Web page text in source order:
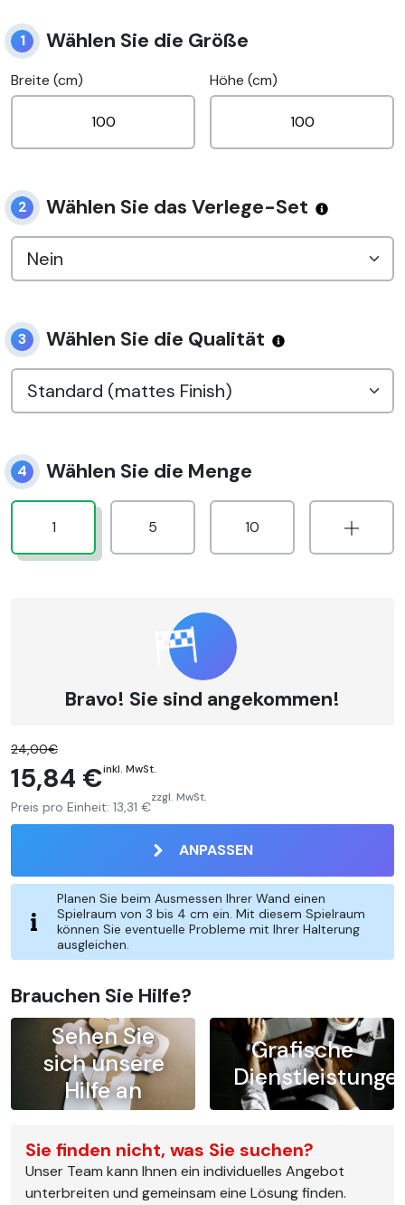
1 Wählen Sie die Größe
Breite (cm) Höhe (cm)
2 Wählen Sie das Verlege-Set
3 Wählen Sie die Qualität
4 Wählen Sie die Menge
1 5 10
Bravo! Sie sind angekommen!
24,00€
15,84 €inkl. MwSt.
Preis pro Einheit: 13,31 €
zzgl. MwSt.
ANPASSEN
Planen Sie beim Ausmessen Ihrer Wand einen
Spielraum von 3 bis 4 cm ein. Mit diesem Spielraum
können Sie eventuelle Probleme mit Ihrer Halterung
ausgleichen.
Brauchen Sie Hilfe?
Sehen Sie
sich unsere
Hilfe an
Grafische
Sie finden nicht, was Sie suchen?
Unser Team kann Ihnen ein individuelles Angebot
unterbreiten und gemeinsam eine Lösung finden.